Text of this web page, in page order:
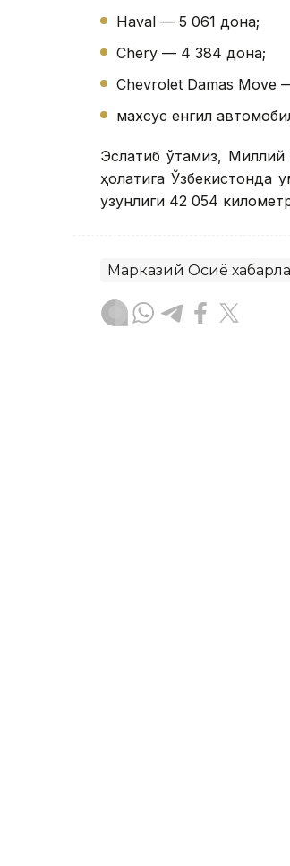
Haval — 5 061 дона;
Chery — 4 384 дона;
Chevrolet Damas Move
махсус енгил
Эслатиб ўтамиз, Миллий
ҳолатига Ўзбекистонда
узунлиги 42 054
Марказий Осиё